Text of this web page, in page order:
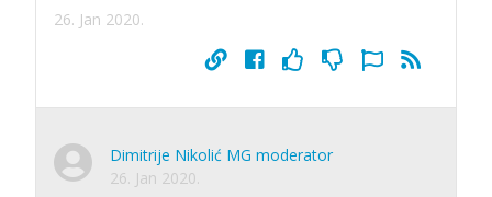
26. Jan 2020.
Dimitrije Nikolić MG moderator
26. Jan 2020.